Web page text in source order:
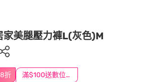
家美腿壓力褲L(灰色)M
折 滿$100送數位印花